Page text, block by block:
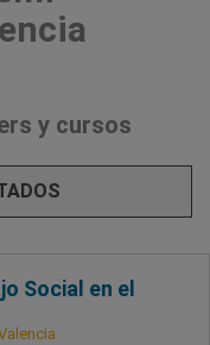
y cursos
Social en el